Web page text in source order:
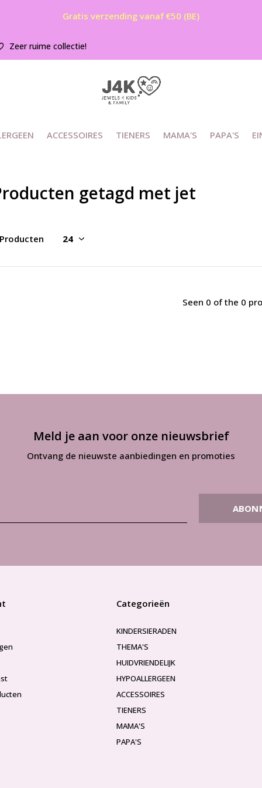
ACCESSOIRES TIENERS MAMA'S PAPA'S
Zeer ruime collectie!
Gratis verzending vanaf €50 (BE)
getagd met jet
Seen 0 of the 0
Meld je aan voor onze nieuwsbrief
Ontvang de nieuwste aanbiedingen en promoties
Categorieën
KINDERSIERADEN
THEMA'S
HUIDVRIENDELIJK
HYPOALLERGEEN
ACCESSOIRES
TIENERS
MAMA'S
PAPA'S